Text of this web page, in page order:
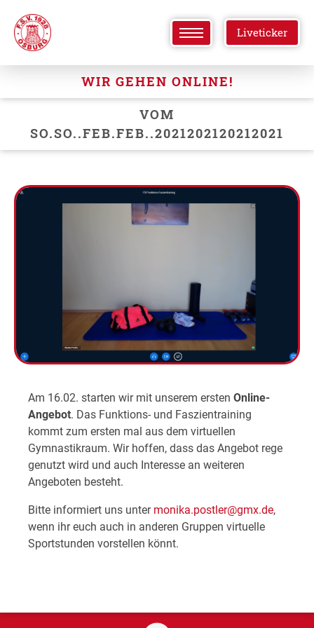
Liveticker
WIR GEHEN ONLINE!
VOM
SO.SO..FEB.FEB..2021202120212021
Am 16.02. starten wir mit unserem ersten Online-
Angebot. Das Funktions- und Faszientraining
kommt zum ersten mal aus dem virtuellen
Gymnastikraum. Wir hoffen, dass das Angebot rege
genutzt wird und auch Interesse an weiteren
Angeboten besteht.
Bitte informiert uns unter monika.postler@gmx.de,
wenn ihr euch auch in anderen Gruppen virtuelle
Sportstunden vorstellen könnt.